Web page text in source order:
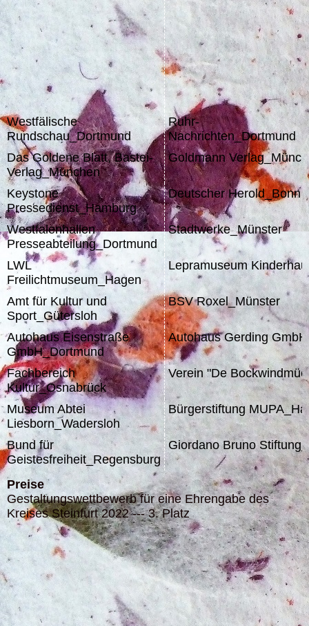
Westfälische
Rundschau_Dortmund
Ruhr-
Das Goldene Blatt, Bastei-
Verlag_München
Goldmann
Keystone
Pressedienst_Hamburg
Deutscher Herold_Bonn
Westfalenhallen
Presseabteilung_Dortmund
Stadtwerke_Münster
LWL
Freilichtmuseum_Hagen
Lepramuseum
Amt für Kultur und
Sport_Gütersloh
BSV Roxel_Münster
Autohaus Eisenstraße
GmbH_Dortmund
Autohaus Gerding
Fachbereich
Kultur_Osnabrück
Verein "De
Museum Abtei
Liesborn_Wadersloh
Bürgerstiftung
Bund für
Geistesfreiheit_Regensburg
Giordano Bruno
Preise
Gestaltungswettbewerb für eine Ehrengabe des
Kreises Steinfurt 2022 --- 3. Platz